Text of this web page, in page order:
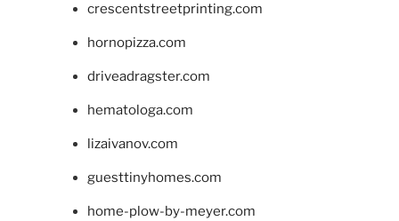
crescentstreetprinting.com
hornopizza.com
driveadragster.com
hematologa.com
lizaivanov.com
guesttinyhomes.com
home-plow-by-meyer.com